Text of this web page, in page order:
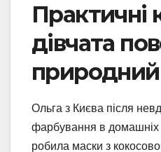
Практичні
дівчата
природний
Ольга з Києва після
фарбування в домашніх
робила маски з